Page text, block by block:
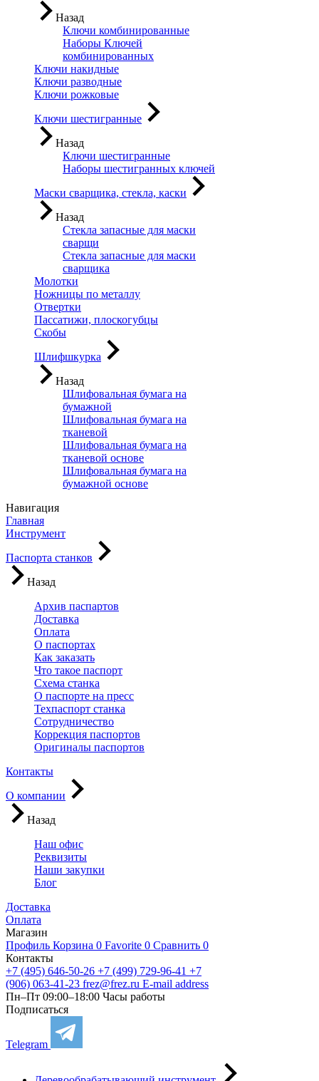
Назад
Ключи комбинированные
Наборы Ключей
комбинированных
Ключи накидные
Ключи разводные
Ключи рожковые
Ключи шестигранные
Назад
Ключи шестигранные
Наборы шестигранных ключей
Маски сварщика, стекла, каски
Назад
Стекла запасные для маски
сварщи
Стекла запасные для маски
сварщика
Молотки
Ножницы по металлу
Отвертки
Пассатижи, плоскогубцы
Скобы
Шлифшкурка
Назад
Шлифовальная бумага на
бумажной
Шлифовальная бумага на
тканевой
Шлифовальная бумага на
тканевой основе
Шлифовальная бумага на
бумажной основе
Навигация
Главная
Инструмент
Паспорта станков
Назад
Архив паспартов
Доставка
Оплата
О паспортах
Как заказать
Что такое паспорт
Схема станка
О паспорте на пресс
Техпаспорт станка
Сотрудничество
Коррекция паспортов
Оригиналы паспортов
Контакты
О компании
Назад
Наш офис
Реквизиты
Наши закупки
Блог
Доставка
Оплата
Магазин
Профиль Корзина 0 Favorite 0 Сравнить 0
Контакты
+7 (495) 646-50-26 +7 (499) 729-96-41 +7
(906) 063-41-23 frez@frez.ru E-mail address
Пн–Пт 09:00–18:00 Часы работы
Подписаться
Telegram